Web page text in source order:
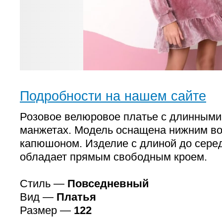
Подробности на нашем сайте
Розовое велюровое платье с
манжетах. Модель оснащена нижним
капюшоном. Изделие с длиной до
обладает прямым свободным кроем.
Стиль — Повседневный
Вид — Платья
Размер — 122